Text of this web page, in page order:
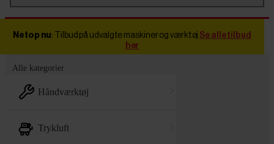
Netop nu: Tilbud på udvalgte maskiner og værktøj Se alle tilbud
her
Alle kategorier
håndværktøj
trykluft